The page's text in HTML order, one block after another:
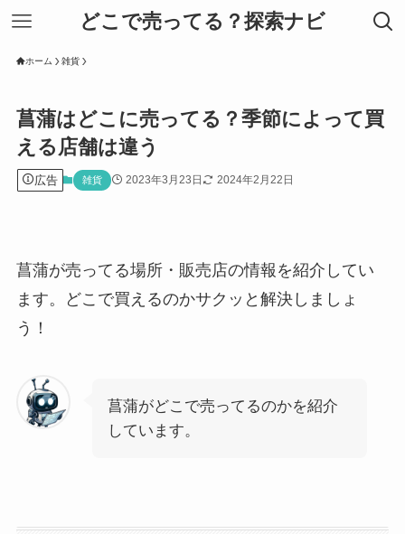
どこで売ってる？探索ナビ
ホーム 雑貨
菖蒲はどこに売ってる？季節によって買
える店舗は違う
広告 雑貨 2023年3月23日 2024年2月22日
菖蒲が売ってる場所・販売店の情報を紹介してい
ます。どこで買えるのかサクッと解決しましょ
う！
菖蒲がどこで売ってるのかを紹介
しています。